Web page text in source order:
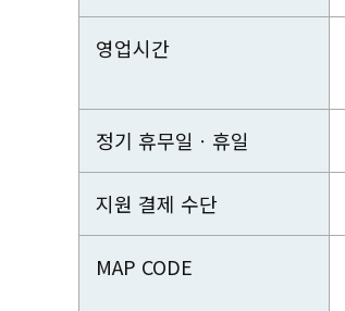
영업시간
정기 휴무일ㆍ휴일
지원 결제 수단
MAP CODE